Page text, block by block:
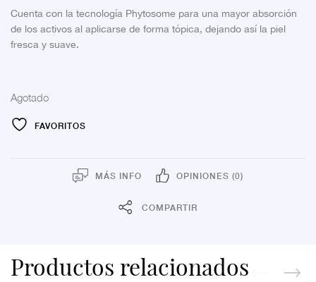
Cuenta con la tecnología Phytosome para una mayor absorción
de los activos al aplicarse de forma tópica, dejando así la piel
fresca y suave.
Agotado
FAVORITOS
MÁS INFO OPINIONES (0)
COMPARTIR
Productos relacionados